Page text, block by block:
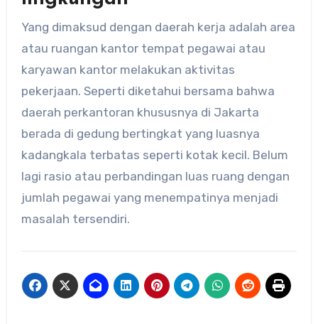
Yang dimaksud dengan daerah kerja adalah area
atau ruangan kantor tempat pegawai atau
karyawan kantor melakukan aktivitas
pekerjaan. Seperti diketahui bersama bahwa
daerah perkantoran khususnya di Jakarta
berada di gedung bertingkat yang luasnya
kadangkala terbatas seperti kotak kecil. Belum
lagi rasio atau perbandingan luas ruang dengan
jumlah pegawai yang menempatinya menjadi
masalah tersendiri.